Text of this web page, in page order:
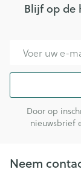
Blijf op de
Door op
nieuwsbrief
Neem